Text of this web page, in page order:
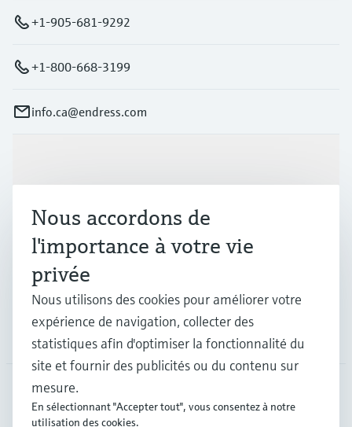
+1-905-681-9292
+1-800-668-3199
info.ca@endress.com
Industries
Support
Société
CAN•Français
Nous accordons de
l'importance à votre vie
privée
Nous utilisons des cookies pour améliorer votre
expérience de navigation, collecter des
statistiques afin d'optimiser la fonctionnalité du
site et fournir des publicités ou du contenu sur
mesure.
En sélectionnant "Accepter tout", vous consentez à notre
utilisation des cookies.